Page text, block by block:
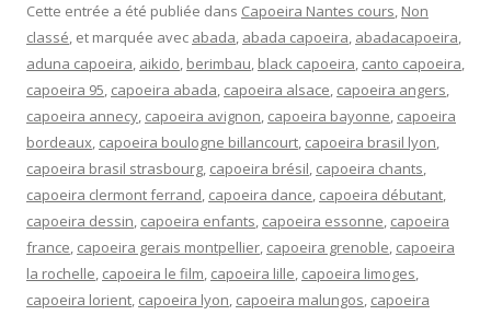
Cette entrée a été publiée dans Capoeira Nantes cours, Non
classé, et marquée avec abada, abada capoeira, abadacapoeira,
aduna capoeira, aikido, berimbau, black capoeira, canto capoeira,
capoeira 95, capoeira abada, capoeira alsace, capoeira angers,
capoeira annecy, capoeira avignon, capoeira bayonne, capoeira
bordeaux, capoeira boulogne billancourt, capoeira brasil lyon,
capoeira brasil strasbourg, capoeira brésil, capoeira chants,
capoeira clermont ferrand, capoeira dance, capoeira débutant,
capoeira dessin, capoeira enfants, capoeira essonne, capoeira
france, capoeira gerais montpellier, capoeira grenoble, capoeira
la rochelle, capoeira le film, capoeira lille, capoeira limoges,
capoeira lorient, capoeira lyon, capoeira malungos, capoeira